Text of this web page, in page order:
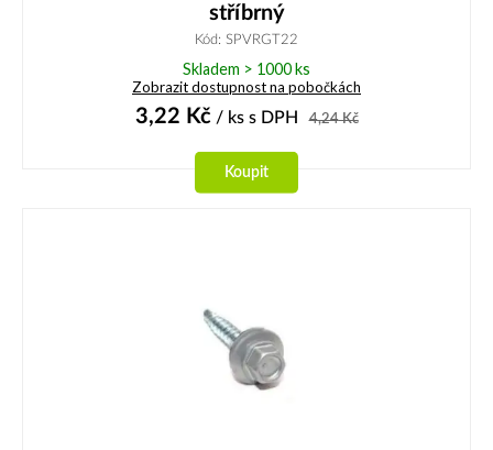
stříbrný
Kód: SPVRGT22
Skladem > 1000 ks
Zobrazit dostupnost na pobočkách
3,22 Kč/ ks s DPH 4,24Kč
Koupit